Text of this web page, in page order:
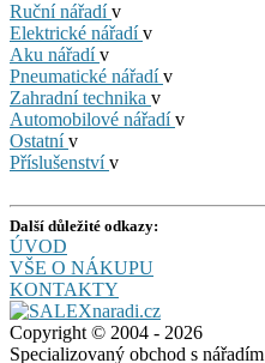
Ruční nářadív
Elektrické nářadív
Aku nářadív
Pneumatické nářadív
Zahradní technika v
Automobilové nářadív
Ostatnív
Příslušenstvív
Další důležité odkazy:
ÚVOD
VŠE O NÁKUPU
KONTAKTY
Copyright © 2004 - 2026
Specializovaný obchod s nářadím